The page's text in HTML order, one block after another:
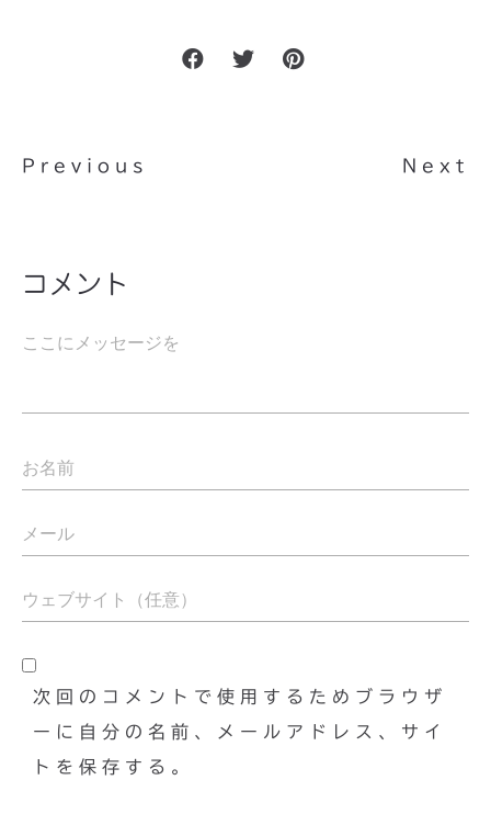
Previous Next
コメント
次回のコメントで使用するためブラウザ
ーに自分の名前、メールアドレス、サイ
トを保存する。